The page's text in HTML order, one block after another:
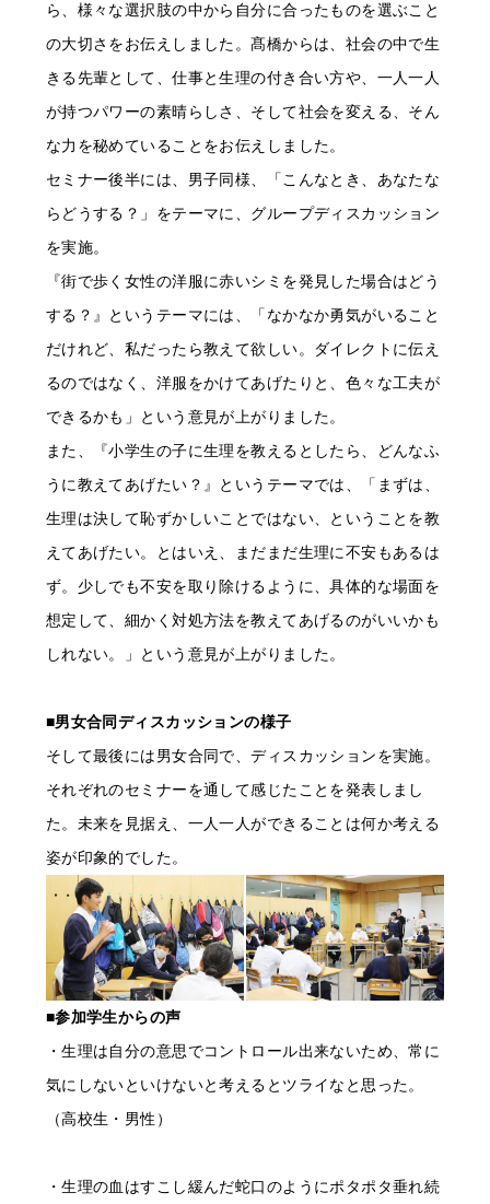
ら、様々な選択肢の中から自分に合ったものを選ぶこと
の大切さをお伝えしました。髙橋からは、社会の中で生
きる先輩として、仕事と生理の付き合い方や、一人一人
が持つパワーの素晴らしさ、そして社会を変える、そん
な力を秘めていることをお伝えしました。
セミナー後半には、男子同様、「こんなとき、あなたな
らどうする？」をテーマに、グループディスカッション
を実施。
『街で歩く女性の洋服に赤いシミを発見した場合はどう
する？』というテーマには、「なかなか勇気がいること
だけれど、私だったら教えて欲しい。ダイレクトに伝え
るのではなく、洋服をかけてあげたりと、色々な工夫が
できるかも」という意見が上がりました。
また、『小学生の子に生理を教えるとしたら、どんなふ
うに教えてあげたい？』というテーマでは、「まずは、
生理は決して恥ずかしいことではない、ということを教
えてあげたい。とはいえ、まだまだ生理に不安もあるは
ず。少しでも不安を取り除けるように、具体的な場面を
想定して、細かく対処方法を教えてあげるのがいいかも
しれない。」という意見が上がりました。
■男女合同ディスカッションの様子
そして最後には男女合同で、ディスカッションを実施。
それぞれのセミナーを通して感じたことを発表しまし
た。未来を見据え、一人一人ができることは何か考える
姿が印象的でした。
■参加学生からの声
・生理は自分の意思でコントロール出来ないため、常に
気にしないといけないと考えるとツライなと思った。
（高校生・男性）
・生理の血はすこし緩んだ蛇口のようにポタポタ垂れ続